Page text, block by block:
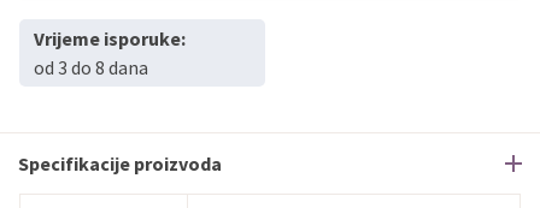
Vrijeme isporuke:
od 3 do 8 dana
Specifikacije proizvoda